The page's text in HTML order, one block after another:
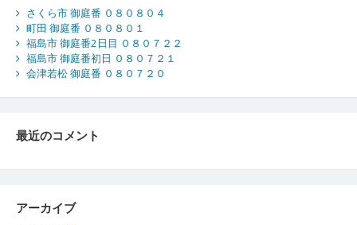
さくら市 御庭番 ０８０８０４
町田 御庭番 ０８０８０１
福島市 御庭番2日目 ０８０７２２
福島市 御庭番初日 ０８０７２１
会津若松 御庭番 ０８０７２０
最近のコメント
アーカイブ